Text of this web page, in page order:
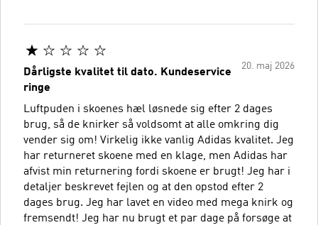
20. maj 2026
Dårligste kvalitet til dato. Kundeservice
ringe
Luftpuden i skoenes hæl løsnede sig efter 2 dages
brug, så de knirker så voldsomt at alle omkring dig
vender sig om! Virkelig ikke vanlig Adidas kvalitet. Jeg
har returneret skoene med en klage, men Adidas har
afvist min returnering fordi skoene er brugt! Jeg har i
detaljer beskrevet fejlen og at den opstod efter 2
dages brug. Jeg har lavet en video med mega knirk og
fremsendt! Jeg har nu brugt et par dage på forsøge at